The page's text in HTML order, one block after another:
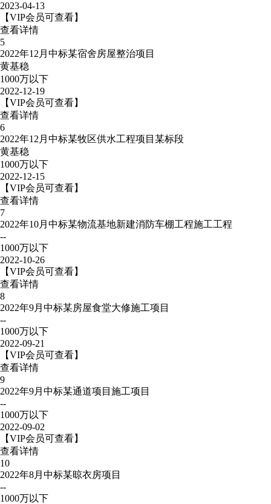
2023-04-13
【VIP会员可查看】
查看详情
5
2022年12月中标某宿舍房屋整治项目
黄基稳
1000万以下
2022-12-19
【VIP会员可查看】
查看详情
6
2022年12月中标某牧区供水工程项目某标段
黄基稳
1000万以下
2022-12-15
【VIP会员可查看】
查看详情
7
2022年10月中标某物流基地新建消防车棚工程施工工程
--
1000万以下
2022-10-26
【VIP会员可查看】
查看详情
8
2022年9月中标某房屋食堂大修施工项目
--
1000万以下
2022-09-21
【VIP会员可查看】
查看详情
9
2022年9月中标某通道项目施工项目
--
1000万以下
2022-09-02
【VIP会员可查看】
查看详情
10
2022年8月中标某晾衣房项目
--
1000万以下